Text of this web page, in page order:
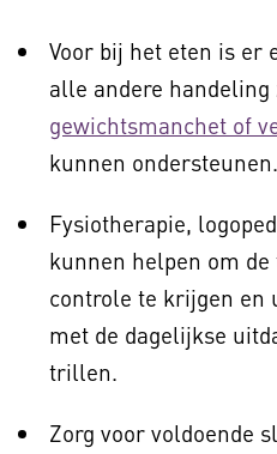
Voor bij het eten is er
alle andere handeling
gewichtsmanchet of
kunnen ondersteunen.
Fysiotherapie,
kunnen helpen om
controle te krijgen en
met de dagelijkse
trillen.
Zorg voor voldoende